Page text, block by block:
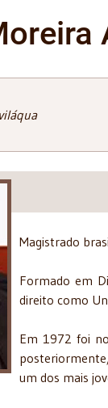
Magistrado
Formado em
direito como
Em 1972 foi
um dos mais